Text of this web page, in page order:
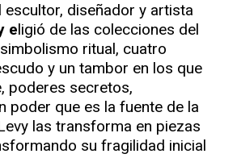
escultor, diseñador y artista
eligió de las colecciones del
ritual, cuatro
y un tambor en los que
poderes secretos,
poder que es la fuente de la
las transforma en piezas
su fragilidad inicial